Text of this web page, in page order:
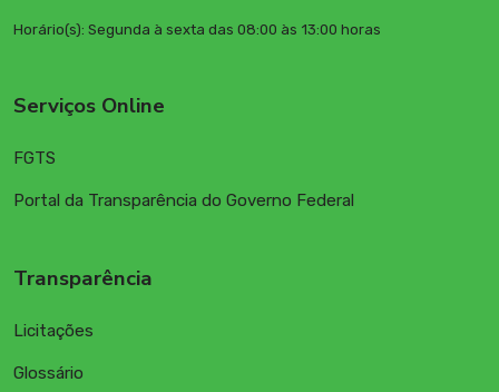
Horário(s): Segunda à sexta das 08:00 às 13:00 horas
Serviços Online
FGTS
Portal da Transparência do Governo Federal
Transparência
Licitações
Glossário